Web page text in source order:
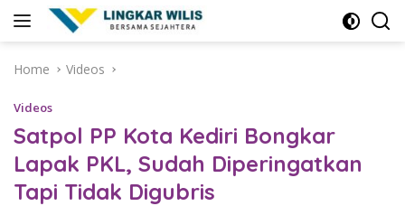
Home
Videos
Videos
Satpol PP Kota Kediri Bongkar
Lapak PKL, Sudah Diperingatkan
Tapi Tidak Digubris